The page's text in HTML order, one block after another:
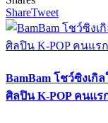
ShareTweet
BamBam โชว์ซิงเกิ
ศิลปิน K-POP คนแร